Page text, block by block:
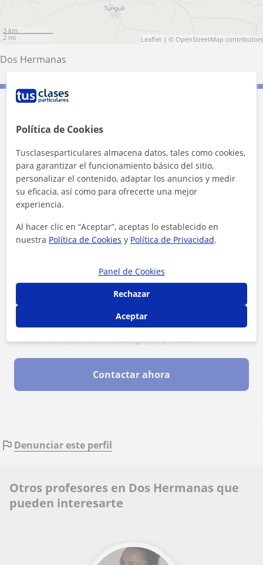
3 km
2 mi
Leaflet | © OpenStreetMap contributors
Dos Hermanas
Al hacer clic, aceptas nuestroaviso legaly deprivacidad
Contactar ahora
Denunciar este perfil
Otros profesores en Dos Hermanas que
pueden interesarte
Política de Cookies
Tusclasesparticulares almacena datos, tales como cookies,
para garantizar el funcionamiento básico del sitio,
personalizar el contenido, adaptar los anuncios y medir
su eficacia, así como para ofrecerte una mejor
experiencia.
Al hacer clic en “Aceptar”, aceptas lo establecido en
nuestra Política de Cookies y Política de Privacidad.
Panel de Cookies
Rechazar
Aceptar